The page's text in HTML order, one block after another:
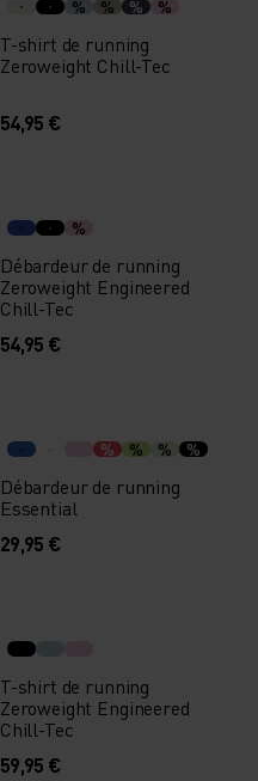
% % % %
T-shirt de running
Zeroweight Chill-Tec
54,95 €
%
Débardeur de running
Zeroweight Engineered
Chill-Tec
54,95 €
% % % %
Débardeur de running
Essential
29,95 €
T-shirt de running
Zeroweight Engineered
Chill-Tec
59,95 €